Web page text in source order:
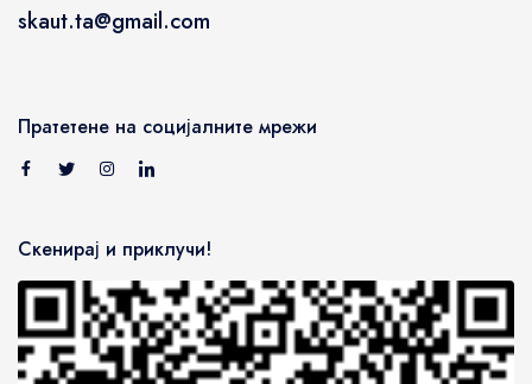
skaut.ta@gmail.com
Пратетене на социјалните мрежи
Скенирај и приклучи!